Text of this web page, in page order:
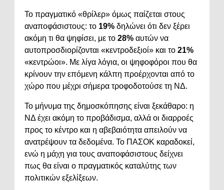
Το πραγματικό «θρίλερ» όμως παίζεται στους
αναποφάσιστους: το 19% δηλώνει ότι δεν ξέρει
ακόμη τι θα ψηφίσει, με το 28% αυτών να
αυτοπροσδιορίζονται «κεντροδεξιοί» και το 21%
«κεντρώοι». Με λίγα λόγια, οι ψηφοφόροι που θα
κρίνουν την επόμενη κάλπη προέρχονται από το
χώρο που μέχρι σήμερα τροφοδοτούσε τη ΝΔ.
Το μήνυμα της δημοσκόπησης είναι ξεκάθαρο: η
ΝΔ έχει ακόμη το προβάδισμα, αλλά οι διαρροές
προς το κέντρο και η αβεβαιότητα απειλούν να
ανατρέψουν τα δεδομένα. Το ΠΑΣΟΚ καραδοκεί,
ενώ η μάχη για τους αναποφάσιστους δείχνει
πως θα είναι ο πραγματικός καταλύτης των
πολιτικών εξελίξεων.